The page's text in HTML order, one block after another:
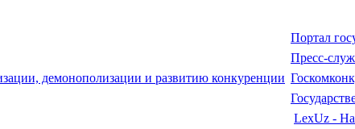
Портал
Пресс-
LexUz -